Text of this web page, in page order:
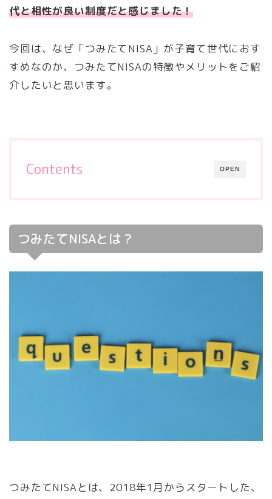
代と相性が良い制度だと感じました！
今回は、なぜ「つみたてNISA」が子育て世代におす
すめなのか、つみたてNISAの特徴やメリットをご紹
介したいと思います。
OPEN
Contents
つみたてNISAとは？
つみたてNISAとは、2018年1月からスタートした、